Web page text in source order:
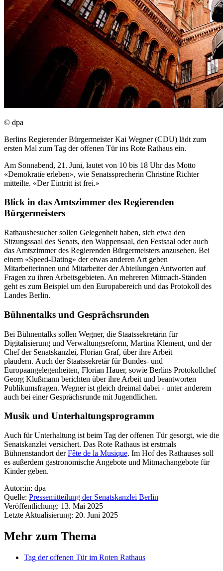
© dpa
Berlins Regierender Bürgermeister Kai Wegner (CDU) lädt zum
ersten Mal zum Tag der offenen Tür ins Rote Rathaus ein.
Am Sonnabend, 21. Juni, lautet von 10 bis 18 Uhr das Motto
«Demokratie erleben», wie Senatssprecherin Christine Richter
mitteilte. «Der Eintritt ist frei.»
Blick in das Amtszimmer des Regierenden
Bürgermeisters
Rathausbesucher sollen Gelegenheit haben, sich etwa den
Sitzungssaal des Senats, den Wappensaal, den Festsaal oder auch
das Amtszimmer des Regierenden Bürgermeisters anzusehen. Bei
einem «Speed-Dating» der etwas anderen Art geben
Mitarbeiterinnen und Mitarbeiter der Abteilungen Antworten auf
Fragen zu ihren Arbeitsgebieten. An mehreren Mitmach-Ständen
geht es zum Beispiel um den Europabereich und das Protokoll des
Landes Berlin.
Bühnentalks und Gesprächsrunden
Bei Bühnentalks sollen Wegner, die Staatssekretärin für
Digitalisierung und Verwaltungsreform, Martina Klement, und der
Chef der Senatskanzlei, Florian Graf, über ihre Arbeit
plaudern. Auch der Staatssekretär für Bundes- und
Europaangelegenheiten, Florian Hauer, sowie Berlins Protokollchef
Georg Klußmann berichten über ihre Arbeit und beantworten
Publikumsfragen. Wegner ist gleich dreimal dabei - unter anderem
auch bei einer Gesprächsrunde mit Jugendlichen.
Musik und Unterhaltungsprogramm
Auch für Unterhaltung ist beim Tag der offenen Tür gesorgt, wie die
Senatskanzlei versichert. Das Rote Rathaus ist erstmals
Bühnenstandort derFête de la Musique. Im Hof des Rathauses soll
es außerdem gastronomische Angebote und Mitmachangebote für
Kinder geben.
Autor:in: dpa
Quelle: Pressemitteilung der Senatskanzlei Berlin
Veröffentlichung: 13. Mai 2025
Letzte Aktualisierung: 20. Juni 2025
Mehr zum Thema
Tag der offenen Tür im Roten Rathaus